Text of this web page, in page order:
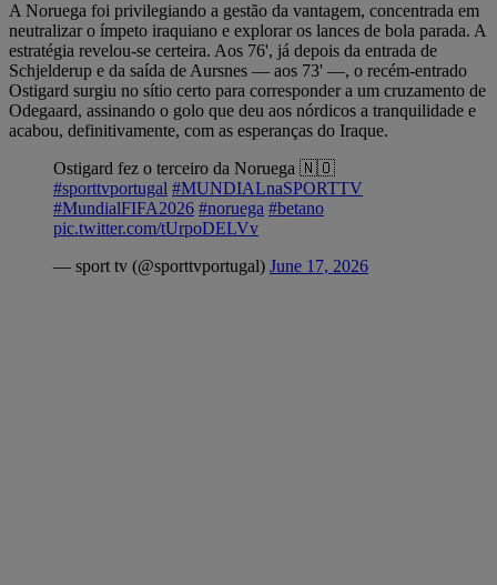
A Noruega foi privilegiando a gestão da vantagem, concentrada em
neutralizar o ímpeto iraquiano e explorar os lances de bola parada. A
estratégia revelou-se certeira. Aos 76', já depois da entrada de
Schjelderup e da saída de Aursnes — aos 73' —, o recém-entrado
Ostigard surgiu no sítio certo para corresponder a um cruzamento de
Odegaard, assinando o golo que deu aos nórdicos a tranquilidade e
acabou, definitivamente, com as esperanças do Iraque.
Ostigard fez o terceiro da Noruega 🇳🇴
#sporttvportugal #MUNDIALnaSPORTTV
#MundialFIFA2026 #noruega #betano
pic.twitter.com/tUrpoDELVv
— sport tv (@sporttvportugal) June 17, 2026